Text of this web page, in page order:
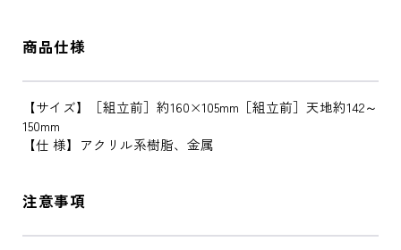
商品仕様
【サイズ】［組立前］約160×105mm［組立前］天地約142～
150mm
【仕 様】アクリル系樹脂、金属
注意事項